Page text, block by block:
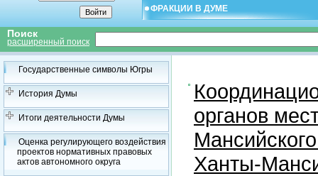
ФРАКЦИИ В ДУМЕ
Поиск
расширенный поиск
Государственные символы Югры
История Думы
Итоги деятельности Думы
Оценка регулирующего воздействия
проектов нормативных правовых
актов автономного округа
органов
Ханты-